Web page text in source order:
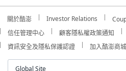
關於酷澎 Investor Relations
信任管理中心
顧客隱私權政策通知
資訊安全及隱私保護認證
加入酷澎商城
Global Site